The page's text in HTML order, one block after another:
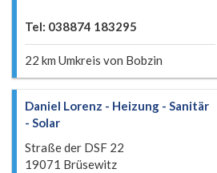
Tel: 038874 183295
22 km Umkreis von Bobzin
Daniel Lorenz - Heizung - Sanitär
- Solar
Straße der DSF 22
19071 Brüsewitz